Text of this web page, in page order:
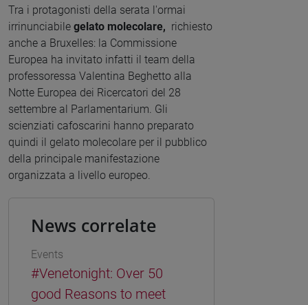
Tra i protagonisti della serata l'ormai
irrinunciabile gelato molecolare, richiesto
anche a Bruxelles: la Commissione
Europea ha invitato infatti il team della
professoressa Valentina Beghetto alla
Notte Europea dei Ricercatori del 28
settembre al Parlamentarium. Gli
scienziati cafoscarini hanno preparato
quindi il gelato molecolare per il pubblico
della principale manifestazione
organizzata a livello europeo.
News correlate
Events
#Venetonight: Over 50
good Reasons to meet